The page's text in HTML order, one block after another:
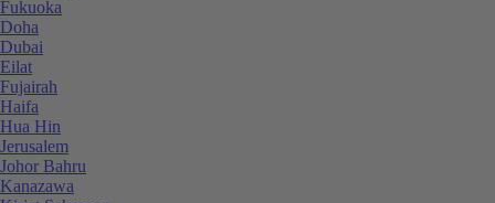
Fukuoka
Doha
Dubai
Eilat
Fujairah
Haifa
Hua Hin
Jerusalem
Johor Bahru
Kanazawa